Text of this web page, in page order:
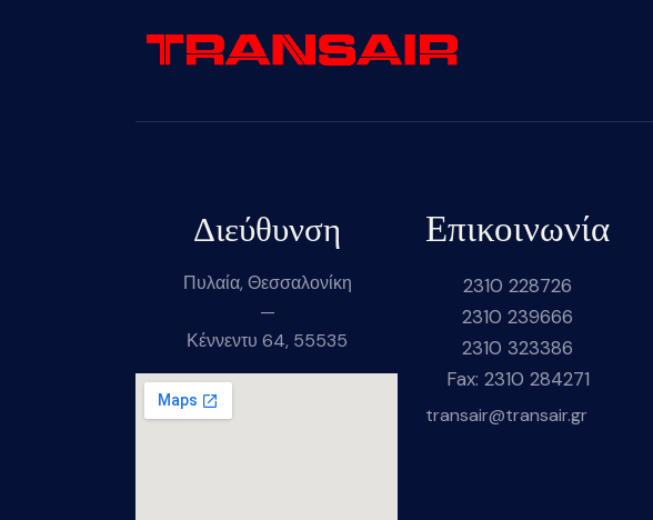
Διεύθυνση
Πυλαία, Θεσσαλονίκη
—
Κέννεντυ 64, 55535
Επικοινωνία
2310 228726
2310 239666
2310 323386
Fax: 2310 284271
transair@transair.gr